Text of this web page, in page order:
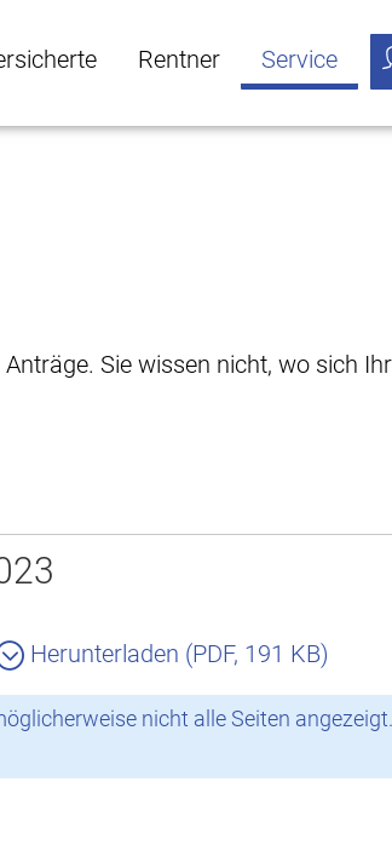
Rentner Service
Sie wissen nicht, wo sich
Herunterladen (PDF, 191 KB)
nicht alle Seiten angezeigt.